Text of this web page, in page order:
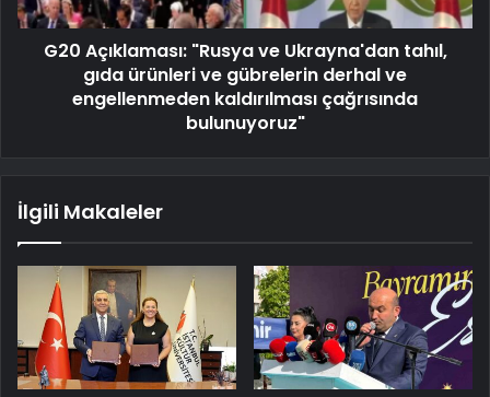
G20 Açıklaması: "Rusya ve Ukrayna'dan tahıl,
gıda ürünleri ve gübrelerin derhal ve
engellenmeden kaldırılması çağrısında
bulunuyoruz"
İlgili Makaleler